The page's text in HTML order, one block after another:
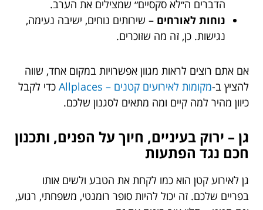
הדברים ה״לא סקסיים״ שמצילים את הערב.
נוחות לאורחים – שירותים נוחים, ישיבה נעימה,
נגישות. כן, זה מה שזוכרים.
אם אתם רוצים לראות מגוון אפשרויות במקום אחד, שווה
להציץ ב-מקומות לאירועים קטנים – Allplaces
כדי לקבל
כיוון מהיר למה קיים ומה מתאים לסגנון שלכם.
גן – ירוק בעיניים, חיוך על הפנים, ותכנון
חכם נגד הפתעות
גן לאירוע קטן הוא כמו לקחת את הטבע ולשים אותו
בפריים שלכם. זה יכול להיות סופר רומנטי, משפחתי, רגוע,